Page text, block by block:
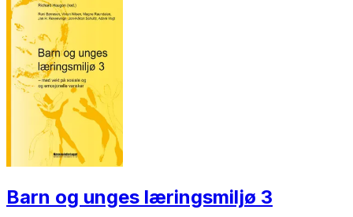
Barn og unges læringsmiljø 3